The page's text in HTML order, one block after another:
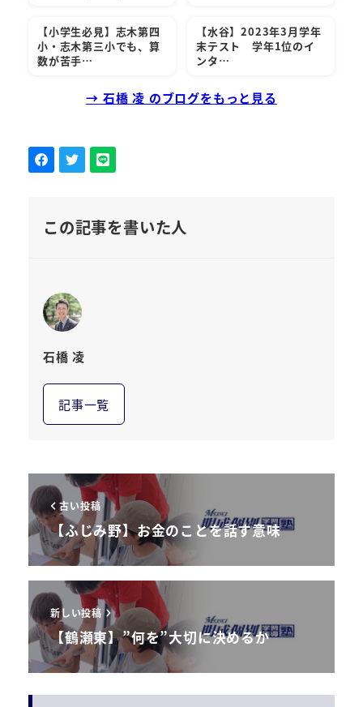
【小学生必見】志木第四
小・志木第三小でも、算
数が苦手…
【水谷】2023年3月学年
末テスト 学年1位のイ
ンタ…
→ 石橋 凌 のブログをもっと見る
この記事を書いた人
石橋 凌
記事一覧
古い投稿
【ふじみ野】お金のことを話す意味
新しい投稿
【鶴瀬東】”何を”大切に決めるか